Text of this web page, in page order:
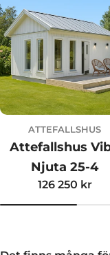
ATTEFALLSHUS
Attefallshus
Njuta 25-4
Ordinarie
pris
126 250 kr